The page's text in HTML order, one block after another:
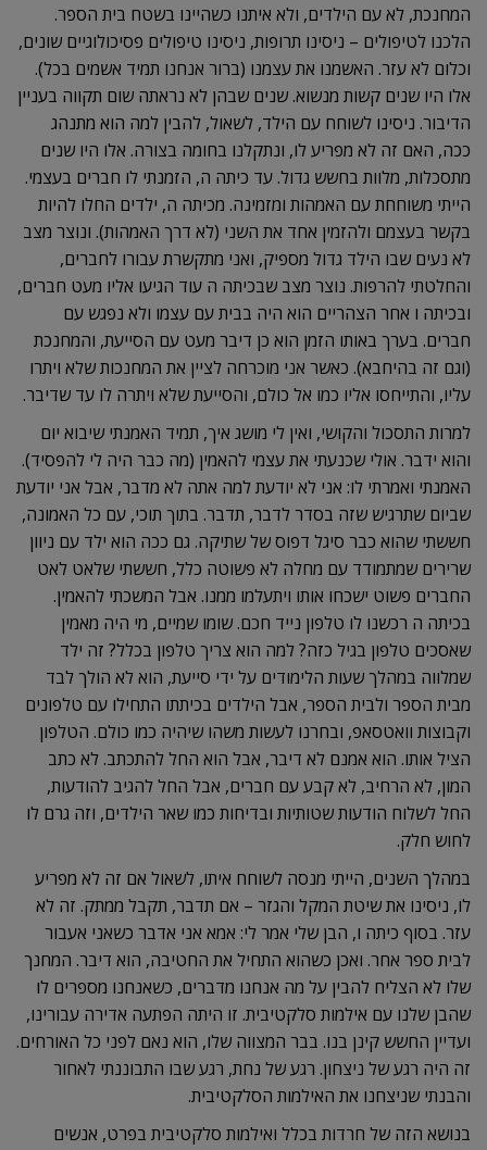
המחנכת, לא עם הילדים, ולא איתנו כשהיינו בשטח בית הספר.
הלכנו לטיפולים – ניסינו תרופות, ניסינו טיפולים פסיכולוגיים שונים,
וכלום לא עזר. האשמנו את עצמנו (ברור אנחנו תמיד אשמים בכל).
אלו היו שנים קשות מנשוא. שנים שבהן לא נראתה שום תקווה בעניין
הדיבור. ניסינו לשוחח עם הילד, לשאול, להבין למה הוא מתנהג
ככה, האם זה לא מפריע לו, ונתקלנו בחומה בצורה. אלו היו שנים
מתסכלות, מלוות בחשש גדול. עד כיתה ה, הזמנתי לו חברים בעצמי.
הייתי משוחחת עם האמהות ומזמינה. מכיתה ה, ילדים החלו להיות
בקשר בעצמם ולהזמין אחד את השני (לא דרך האמהות). ונוצר מצב
לא נעים שבו הילד גדול מספיק, ואני מתקשרת עבורו לחברים,
והחלטתי להרפות. נוצר מצב שבכיתה ה עוד הגיעו אליו מעט חברים,
ובכיתה ו אחר הצהריים הוא היה בבית עם עצמו ולא נפגש עם
חברים. בערך באותו הזמן הוא כן דיבר מעט עם הסייעת, והמחנכת
(וגם זה בהיחבא). כאשר אני מוכרחה לציין את המחנכות שלא ויתרו
עליו, והתייחסו אליו כמו אל כולם, והסייעת שלא ויתרה לו עד שדיבר.
למרות התסכול והקושי, ואין לי מושג איך, תמיד האמנתי שיבוא יום
והוא ידבר. אולי שכנעתי את עצמי להאמין (מה כבר היה לי להפסיד).
האמנתי ואמרתי לו: אני לא יודעת למה אתה לא מדבר, אבל אני יודעת
שביום שתרגיש שזה בסדר לדבר, תדבר. בתוך תוכי, עם כל האמונה,
חששתי שהוא כבר סיגל דפוס של שתיקה. גם ככה הוא ילד עם ניוון
שרירים שמתמודד עם מחלה לא פשוטה כלל, חששתי שלאט לאט
החברים פשוט ישכחו אותו ויתעלמו ממנו. אבל המשכתי להאמין.
בכיתה ה רכשנו לו טלפון נייד חכם. שומו שמיים, מי היה מאמין
שאסכים טלפון בגיל כזה? למה הוא צריך טלפון בכלל? זה ילד
שמלווה במהלך שעות הלימודים על ידי סייעת, הוא לא הולך לבד
מבית הספר ולבית הספר, אבל הילדים בכיתתו התחילו עם טלפונים
וקבוצות וואטסאפ, ובחרנו לעשות משהו שיהיה כמו כולם. הטלפון
הציל אותו. הוא אמנם לא דיבר, אבל הוא החל להתכתב. לא כתב
המון, לא הרחיב, לא קבע עם חברים, אבל החל להגיב להודעות,
החל לשלוח הודעות שטותיות ובדיחות כמו שאר הילדים, וזה גרם לו
לחוש חלק.
במהלך השנים, הייתי מנסה לשוחח איתו, לשאול אם זה לא מפריע
לו, ניסינו את שיטת המקל והגזר – אם תדבר, תקבל ממתק. זה לא
עזר. בסוף כיתה ו, הבן שלי אמר לי: אמא אני אדבר כשאני אעבור
לבית ספר אחר. ואכן כשהוא התחיל את החטיבה, הוא דיבר. המחנך
שלו לא הצליח להבין על מה אנחנו מדברים, כשאנחנו מספרים לו
שהבן שלנו עם אילמות סלקטיבית. זו היתה הפתעה אדירה עבורינו,
ועדיין החשש קינן בנו. בבר המצווה שלו, הוא נאם לפני כל האורחים.
זה היה רגע של ניצחון. רגע של נחת, רגע שבו התבוננתי לאחור
והבנתי שניצחנו את האילמות הסלקטיבית.
בנושא הזה של חרדות בכלל ואילמות סלקטיבית בפרט, אנשים